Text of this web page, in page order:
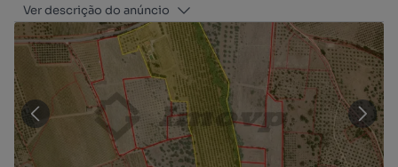
Ver descrição do anúncio